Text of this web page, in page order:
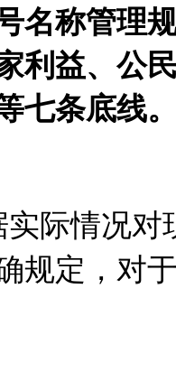
名称管理
利益、公
七条底线
实际情况
规定，对